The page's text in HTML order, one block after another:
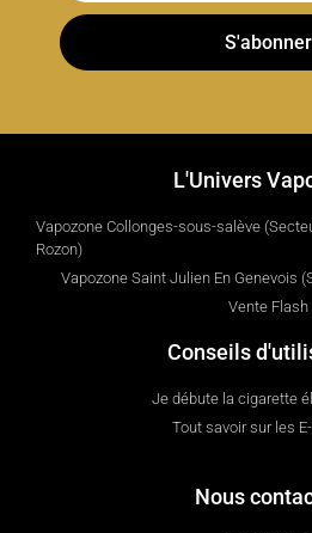
S'abonner
L'Univers
Vapozone Collonges-sous-salève
Rozon)
Vapozone Saint Julien En Genevois
Vente Flash
Conseils
Je débute la cigarette
Tout savoir sur les
Nous